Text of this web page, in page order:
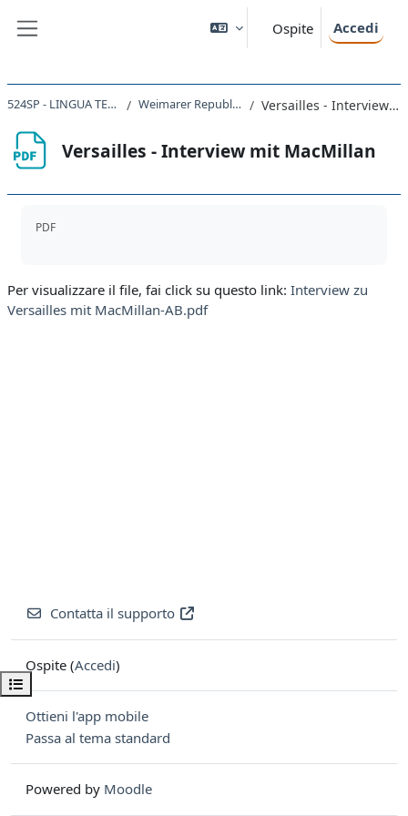
Ospite Accedi
Apri indice del corso
524SP - LINGUA TEDESCA I 2023 Weimarer Republik 1919 - 1933 Versailles - Interview mit MacMillan
Versailles - Interview mit MacMillan
PDF
Per visualizzare il file, fai click su questo link: Interview zu
Versailles mit MacMillan-AB.pdf
Contatta il supporto
Ospite (Accedi)
Ottieni l'app mobile
Passa al tema standard
Powered by Moodle